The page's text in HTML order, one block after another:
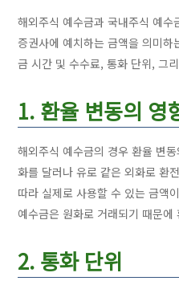
해외주식 예수금과 국내주식 예
증권사에 예치하는 금액을 의미
금 시간 및 수수료, 통화 단위, 그
1. 환율 변동의 영
해외주식 예수금의 경우 환율 변
화를 달러나 유로 같은 외화로 환
따라 실제로 사용할 수 있는 금액
예수금은 원화로 거래되기 때문
2. 통화 단위